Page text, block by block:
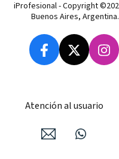
iProfesional - Copyright
Buenos Aires,
Atención al usuario